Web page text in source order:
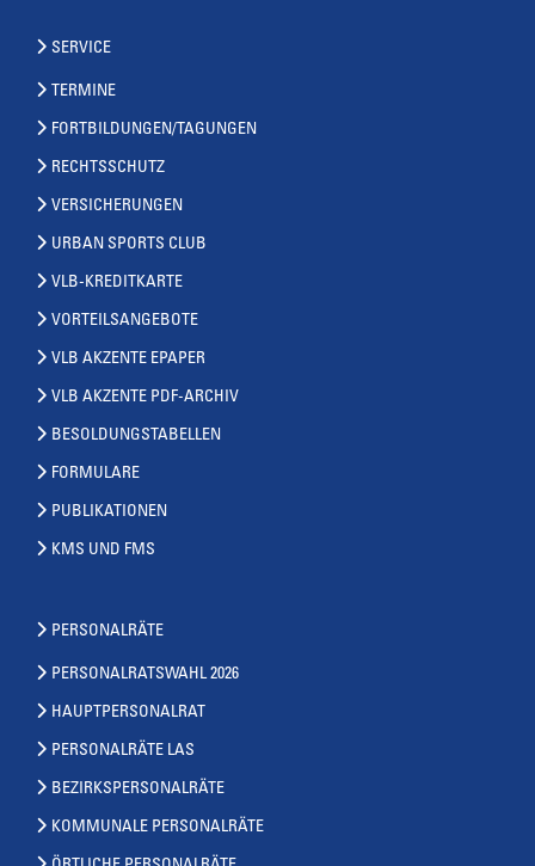
SERVICE
TERMINE
FORTBILDUNGEN/TAGUNGEN
RECHTSSCHUTZ
VERSICHERUNGEN
URBAN SPORTS CLUB
VLB-KREDITKARTE
VORTEILSANGEBOTE
VLB AKZENTE EPAPER
VLB AKZENTE PDF-ARCHIV
BESOLDUNGSTABELLEN
FORMULARE
PUBLIKATIONEN
KMS UND FMS
PERSONALRÄTE
PERSONALRATSWAHL 2026
HAUPTPERSONALRAT
PERSONALRÄTE LAS
BEZIRKSPERSONALRÄTE
KOMMUNALE PERSONALRÄTE